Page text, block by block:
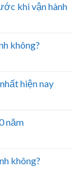
khi vận hành
không?
hiện nay
năm
không?